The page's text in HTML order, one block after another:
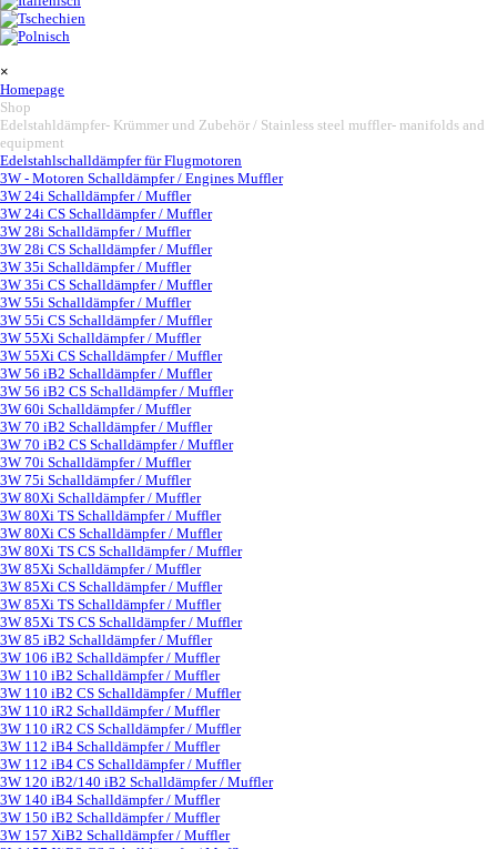
×
Homepage
Shop
Edelstahldämpfer- Krümmer und Zubehör / Stainless steel muffler- manifolds and
equipment
Edelstahlschalldämpfer für Flugmotoren
3W - Motoren Schalldämpfer / Engines Muffler▼
3W 24i Schalldämpfer / Muffler
3W 24i CS Schalldämpfer / Muffler
3W 28i Schalldämpfer / Muffler
3W 28i CS Schalldämpfer / Muffler
3W 35i Schalldämpfer / Muffler
3W 35i CS Schalldämpfer / Muffler
3W 55i Schalldämpfer / Muffler
3W 55i CS Schalldämpfer / Muffler
3W 55Xi Schalldämpfer / Muffler
3W 55Xi CS Schalldämpfer / Muffler
3W 56 iB2 Schalldämpfer / Muffler
3W 56 iB2 CS Schalldämpfer / Muffler
3W 60i Schalldämpfer / Muffler
3W 70 iB2 Schalldämpfer / Muffler
3W 70 iB2 CS Schalldämpfer / Muffler
3W 70i Schalldämpfer / Muffler
3W 75i Schalldämpfer / Muffler
3W 80Xi Schalldämpfer / Muffler
3W 80Xi TS Schalldämpfer / Muffler
3W 80Xi CS Schalldämpfer / Muffler
3W 80Xi TS CS Schalldämpfer / Muffler
3W 85Xi Schalldämpfer / Muffler
3W 85Xi CS Schalldämpfer / Muffler
3W 85Xi TS Schalldämpfer / Muffler
3W 85Xi TS CS Schalldämpfer / Muffler
3W 85 iB2 Schalldämpfer / Muffler
3W 106 iB2 Schalldämpfer / Muffler
3W 110 iB2 Schalldämpfer / Muffler
3W 110 iB2 CS Schalldämpfer / Muffler
3W 110 iR2 Schalldämpfer / Muffler
3W 110 iR2 CS Schalldämpfer / Muffler
3W 112 iB4 Schalldämpfer / Muffler
3W 112 iB4 CS Schalldämpfer / Muffler
3W 120 iB2/140 iB2 Schalldämpfer / Muffler
3W 140 iB4 Schalldämpfer / Muffler
3W 150 iB2 Schalldämpfer / Muffler
3W 157 XiB2 Schalldämpfer / Muffler